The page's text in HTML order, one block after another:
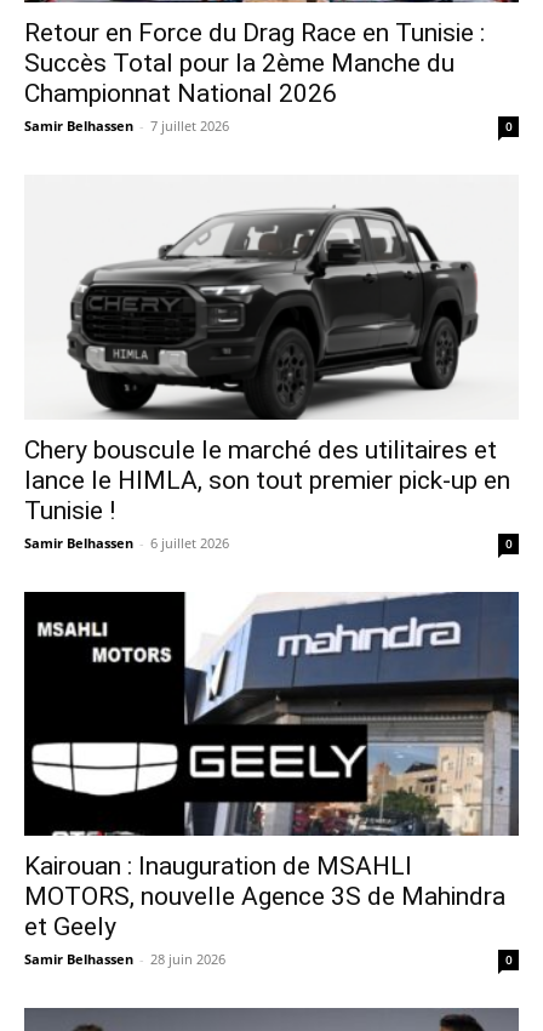
Retour en Force du Drag Race en Tunisie :
Succès Total pour la 2ème Manche du
Championnat National 2026
Samir Belhassen - 7 juillet 2026 0
Chery bouscule le marché des utilitaires et
lance le HIMLA, son tout premier pick-up en
Tunisie !
Samir Belhassen - 6 juillet 2026 0
Kairouan : Inauguration de MSAHLI
MOTORS, nouvelle Agence 3S de Mahindra
et Geely
Samir Belhassen - 28 juin 2026 0